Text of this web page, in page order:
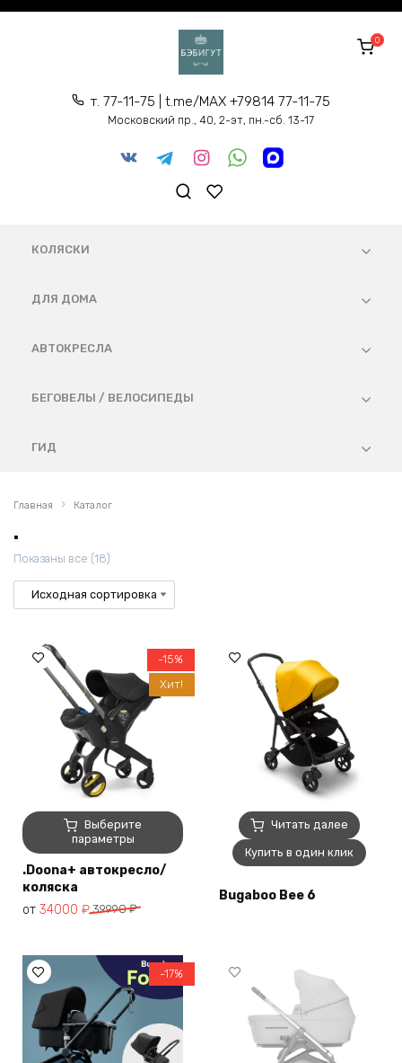
Перейти
т. 77-11-75 | t.me/MAX +79814 77-11-75
Московский пр., 40, 2-эт, пн.-сб. 13-17
0
КОЛЯСКИ
ДЛЯ ДОМА
АВТОКРЕСЛА
БЕГОВЕЛЫ / ВЕЛОСИПЕДЫ
ГИД
Главная Каталог
.
Показаны все (18)
Выберите
параметры
Этот
товар
имеет
несколько
Опции
выбрать
на
странице
товара.
-15%
Хит!
.Doona+ автокресло/
коляска
от
39990₽
34000 ₽
Читать далее
Купить в один клик
Bugaboo Bee 6
-17%